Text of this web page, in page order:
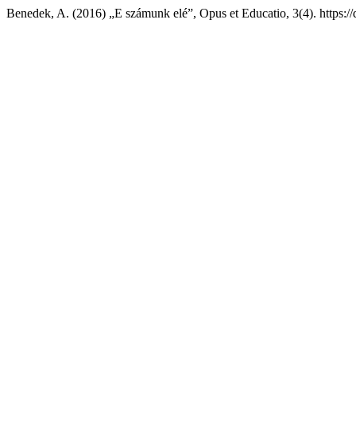
Benedek, A. (2016) „E számunk elé”, Opus et Educatio, 3(4).